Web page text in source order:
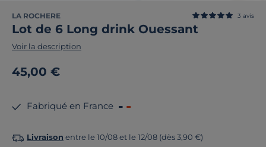
LA ROCHERE
Lot de 6 Long drink Ouessant
3 avis
Voir la description
45,00 €
Fabriqué en France
Livraison entre le 10/08 et le 12/08 (dès 3,90 €)